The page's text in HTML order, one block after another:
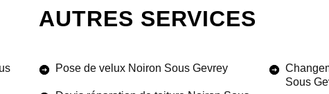
AUTRES SERVICES
Pose de velux Noiron Sous Gevrey
Sous